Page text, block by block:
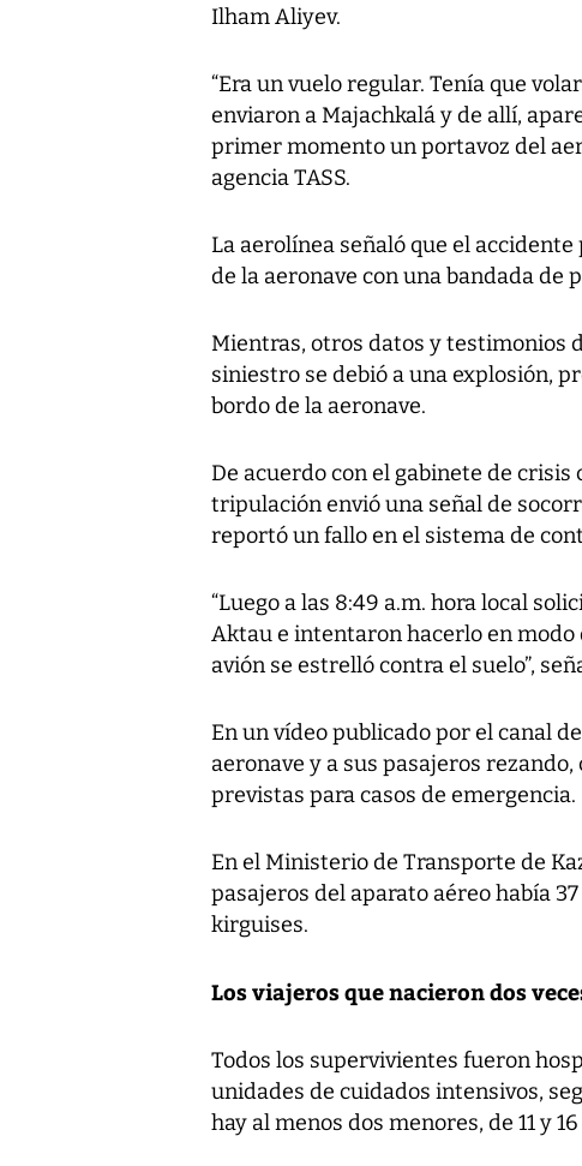
Ilham Aliyev.
“Era un vuelo regular. Tenía que
enviaron a Majachkalá y de allí,
primer momento un portavoz del
agencia TASS.
La aerolínea señaló que el
de la aeronave con una bandada de
Mientras, otros datos y testimonios
siniestro se debió a una explosión,
bordo de la aeronave.
De acuerdo con el gabinete de crisis
tripulación envió una señal de
reportó un fallo en el sistema de
“Luego a las 8:49 a.m. hora local
Aktau e intentaron hacerlo en modo
avión se estrelló contra el suelo”,
En un vídeo publicado por el canal
aeronave y a sus pasajeros
previstas para casos de emergencia.
En el Ministerio de Transporte de
pasajeros del aparato aéreo había
kirguises.
Los viajeros que nacieron dos
Todos los supervivientes fueron
unidades de cuidados intensivos,
hay al menos dos menores, de 11 y